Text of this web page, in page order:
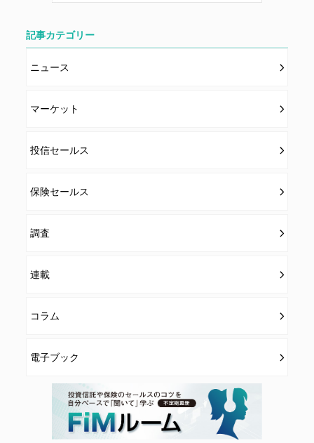
記事カテゴリー
ニュース
マーケット
投信セールス
保険セールス
調査
連載
コラム
電子ブック